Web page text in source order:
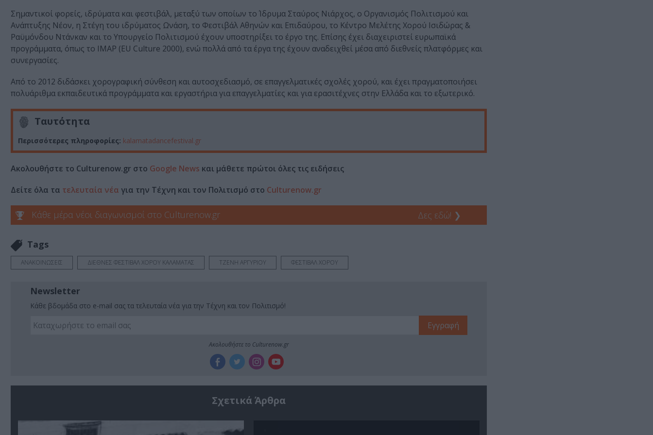
Σημαντικοί φορείς, ιδρύματα και φεστιβάλ, μεταξύ των οποίων το Ίδρυμα Σταύρος Νιάρχος, ο Οργανισμός Πολιτισμού και
Ανάπτυξης Νέον, η Στέγη του ιδρύματος Ωνάση, το Φεστιβάλ Αθηνών και Επιδαύρου, το Κέντρο Μελέτης Χορού Ισιδώρας &
Ραϋμόνδου Ντάνκαν και το Υπουργείο Πολιτισμού έχουν υποστηρίξει το έργο της. Επίσης έχει διαχειριστεί ευρωπαϊκά
προγράμματα, όπως το IMAP (EU Culture 2000), ενώ πολλά από τα έργα της έχουν αναδειχθεί μέσα από διεθνείς πλατφόρμες και
συνεργασίες.
Από το 2012 διδάσκει χορογραφική σύνθεση και αυτοσχεδιασμό, σε επαγγελματικές σχολές χορού, και έχει πραγματοποιήσει
πολυάριθμα εκπαιδευτικά προγράμματα και εργαστήρια για επαγγελματίες και για ερασιτέχνες στην Ελλάδα και το εξωτερικό.
Ταυτότητα
Περισσότερες πληροφορίες: kalamatadancefestival.gr
Ακολουθήστε το Culturenow.gr στο Google News και μάθετε πρώτοι όλες τις ειδήσεις
Δείτε όλα τα τελευταία νέα για την Τέχνη και τον Πολιτισμό στο Culturenow.gr
Κάθε μέρα νέοι διαγωνισμοί στο Culturenow.gr Δες εδώ! ❯
Tags
ΑΝΑΚΟΙΝΩΣΕΙΣ ΔΙΕΘΝΕΣ ΦΕΣΤΙΒΑΛ ΧΟΡΟΥ ΚΑΛΑΜΑΤΑΣ ΤΖΕΝΗ ΑΡΓΥΡΙΟΥ ΦΕΣΤΙΒΑΛ ΧΟΡΟΥ
Newsletter
Κάθε βδομάδα στο e-mail σας τα τελευταία νέα για την Τέχνη και τον Πολιτισμό!
Ακολουθήστε το Culturenow.gr
Σχετικά Άρθρα